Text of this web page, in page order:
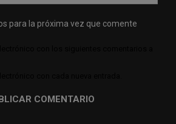
para la próxima vez que comente